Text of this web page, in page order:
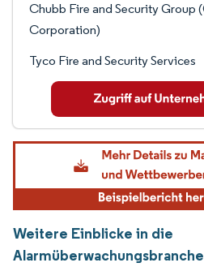
Chubb Fire and Security Group
Corporation)
Tyco Fire and Security Services
Weitere Einblicke in die